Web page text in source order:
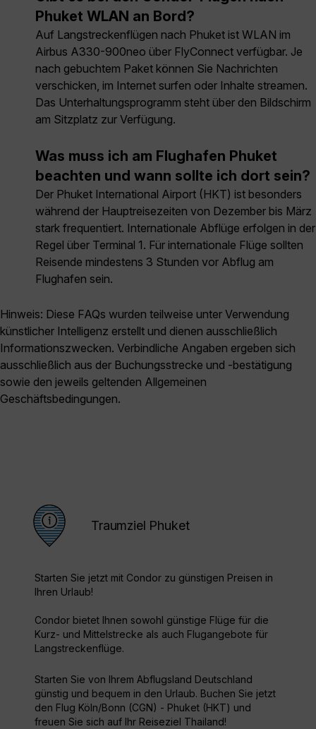
Phuket WLAN an Bord?
Auf Langstreckenflügen nach Phuket ist WLAN im
Airbus A330-900neo über FlyConnect verfügbar. Je
nach gebuchtem Paket können Sie Nachrichten
verschicken, im Internet surfen oder Inhalte streamen.
Das Unterhaltungsprogramm steht über den Bildschirm
am Sitzplatz zur Verfügung.
Was muss ich am Flughafen Phuket
beachten und wann sollte ich dort sein?
Der Phuket International Airport (HKT) ist besonders
während der Hauptreisezeiten von Dezember bis März
stark frequentiert. Internationale Abflüge erfolgen in der
Regel über Terminal 1. Für internationale Flüge sollten
Reisende mindestens 3 Stunden vor Abflug am
Flughafen sein.
Hinweis: Diese FAQs wurden teilweise unter Verwendung
künstlicher Intelligenz erstellt und dienen ausschließlich
Informationszwecken. Verbindliche Angaben ergeben sich
ausschließlich aus der Buchungsstrecke und -bestätigung
sowie den jeweils geltenden Allgemeinen
Geschäftsbedingungen.
Traumziel Phuket
Starten Sie jetzt mit Condor zu günstigen Preisen in
Ihren Urlaub!
Condor bietet Ihnen sowohl günstige Flüge für die
Kurz- und Mittelstrecke als auch Flugangebote für
Langstreckenflüge.
Starten Sie von Ihrem Abflugsland Deutschland
günstig und bequem in den Urlaub. Buchen Sie jetzt
den Flug Köln/Bonn (CGN) - Phuket (HKT) und
freuen Sie sich auf Ihr Reiseziel Thailand!